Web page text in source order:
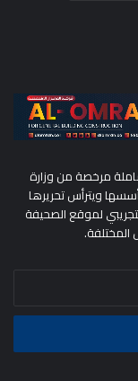
مرخصة من وزارة
ويترأس تحريرها
، وفي مايو 2024 بدأ البث التجريبي لموقع الصحيفة
المختلفة.